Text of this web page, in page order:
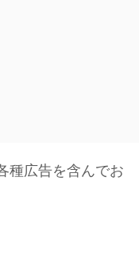
種広告を含んでお